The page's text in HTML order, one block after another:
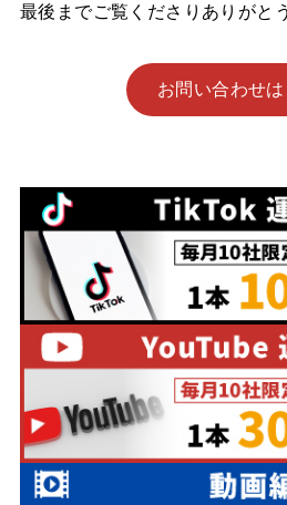
最後までご覧くださりありがと
お問い合わせ